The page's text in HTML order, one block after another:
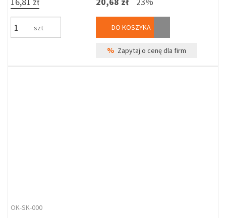
szt DO KOSZYKA
% Zapytaj o cenę dla firm
OK-SK-000